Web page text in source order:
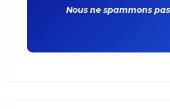
Nous ne spammons